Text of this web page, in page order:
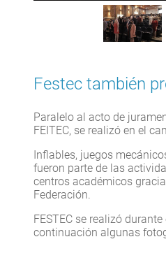
Festec también
Paralelo al acto de
FEITEC, se realizó en el
Inflables, juegos
fueron parte de las
centros académicos
Federación.
FESTEC se realizó
continuación algunas